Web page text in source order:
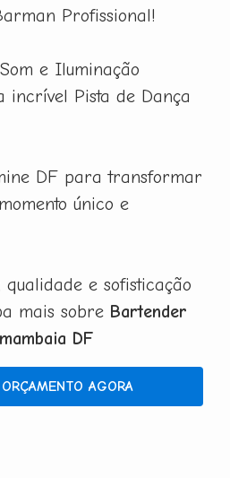
Profissional!
e Iluminação
incrível Pista de Dança
DF para transformar
único e
qualidade e sofisticação
mais sobre Bartender
DF
AGORA